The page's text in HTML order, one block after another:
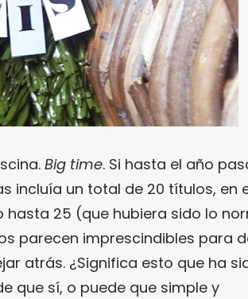
Big time. Si hasta el año
incluía un total de 20 títulos, en
25 (que hubiera sido lo
parecen imprescindibles para
atrás. ¿Significa esto que ha
que sí, o puede que simple y